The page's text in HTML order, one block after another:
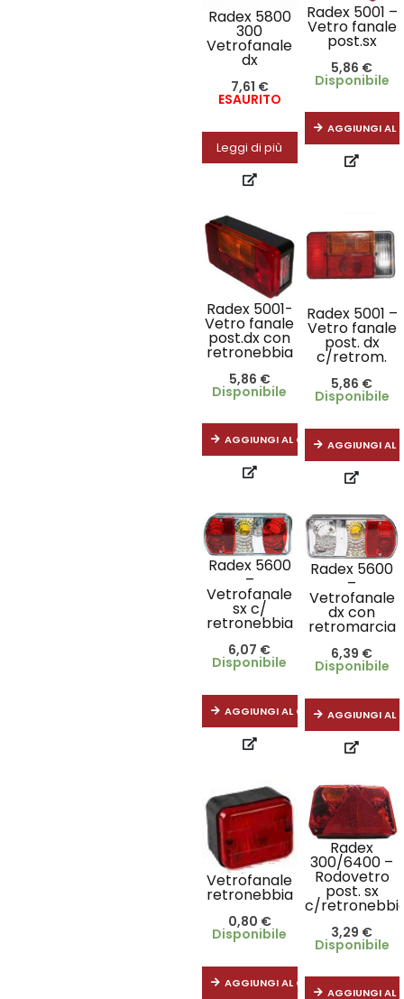
Radex 5800
300
Vetrofanale
dx
7,61 €
ESAURITO
Leggi di più
Radex 5001 –
Vetro fanale
post.sx
5,86 €
Disponibile
AGGIUNGI AL
Radex 5001-
Vetro fanale
post.dx con
retronebbia
5,86 €
Disponibile
AGGIUNGI AL CARRELLO
Radex 5001 –
Vetro fanale
post. dx
c/retrom.
5,86 €
Disponibile
AGGIUNGI AL
Radex 5600
–
Vetrofanale
sx c/
retronebbia
6,07 €
Disponibile
AGGIUNGI AL CARRELLO
Radex 5600
–
Vetrofanale
dx con
retromarcia
6,39 €
Disponibile
AGGIUNGI AL
Vetrofanale
retronebbia
0,80 €
Disponibile
AGGIUNGI AL CARRELLO
Radex
300/6400 –
Rodovetro
post. sx
c/
3,29 €
Disponibile
AGGIUNGI AL